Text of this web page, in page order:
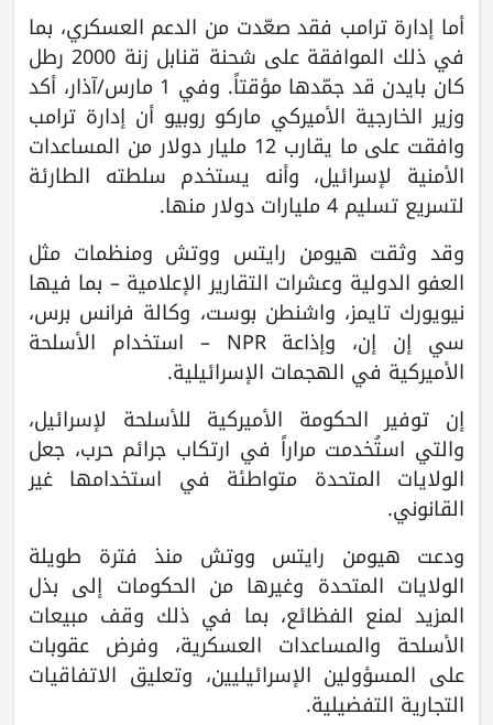
أما إدارة ترامب فقد صعّدت من الدعم العسكري، بما
في ذلك الموافقة على شحنة قنابل زنة 2000 رطل
كان بايدن قد جمّدها مؤقتاً. وفي 1 مارس/آذار، أكد
وزير الخارجية الأميركي ماركو روبيو أن إدارة ترامب
وافقت على ما يقارب 12 مليار دولار من المساعدات
الأمنية لإسرائيل، وأنه يستخدم سلطته الطارئة
لتسريع تسليم 4 مليارات دولار منها.
وقد وثقت هيومن رايتس ووتش ومنظمات مثل
العفو الدولية وعشرات التقارير الإعلامية – بما فيها
نيويورك تايمز، واشنطن بوست، وكالة فرانس برس،
سي إن إن، وإذاعة NPR – استخدام الأسلحة
الأميركية في الهجمات الإسرائيلية.
إن توفير الحكومة الأميركية للأسلحة لإسرائيل،
والتي استُخدمت مراراً في ارتكاب جرائم حرب، جعل
الولايات المتحدة متواطئة في استخدامها غير
القانوني.
ودعت هيومن رايتس ووتش منذ فترة طويلة
الولايات المتحدة وغيرها من الحكومات إلى بذل
المزيد لمنع الفظائع، بما في ذلك وقف مبيعات
الأسلحة والمساعدات العسكرية، وفرض عقوبات
على المسؤولين الإسرائيليين، وتعليق الاتفاقيات
التجارية التفضيلية.